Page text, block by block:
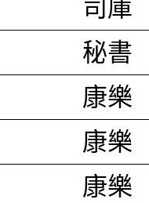
司庫
秘書
康樂
康樂
康樂